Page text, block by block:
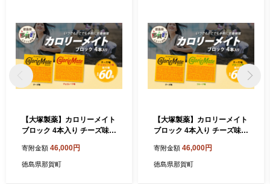
【大塚製薬】カロリーメイト
ブロック 4本入り チーズ味3
［徳島 那賀 カロリーメイト
チーズ チョコ ビタミン ミネ
寄附金額 46,000円
徳島県那賀町
【大塚製薬】カロリーメイト
ブロック 4本入り チーズ味3
那賀 カロリーメイト チーズ
フルーツ ビタミン ミネラル
寄附金額 46,000円
徳島県那賀町